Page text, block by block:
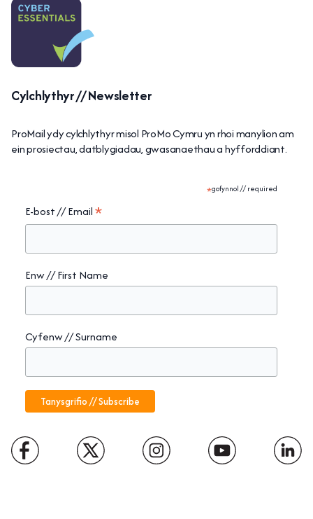
Cylchlythyr // Newsletter
ProMail ydy cylchlythyr misol ProMo Cymru yn rhoi manylion am
ein prosiectau, datblygiadau, gwasanaethau a hyfforddiant.
*gofynnol // required
E-bost // Email*
Enw // First Name
Cyfenw // Surname